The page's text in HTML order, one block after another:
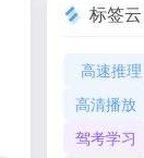
标签云
高速推理
高清播放
驾考学习